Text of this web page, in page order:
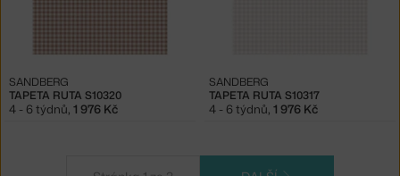
TAPETA RUTA S10320
SANDBERG
4 - 6 týdnů, 1 976 Kč
TAPETA RUTA S10317
SANDBERG
4 - 6 týdnů, 1 976 Kč